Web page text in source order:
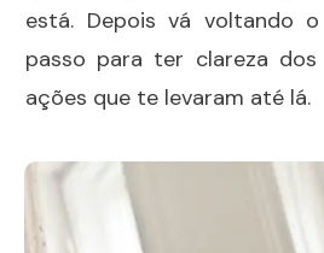
está. Depois vá voltando
passo para ter clareza
ações que te levaram até lá.